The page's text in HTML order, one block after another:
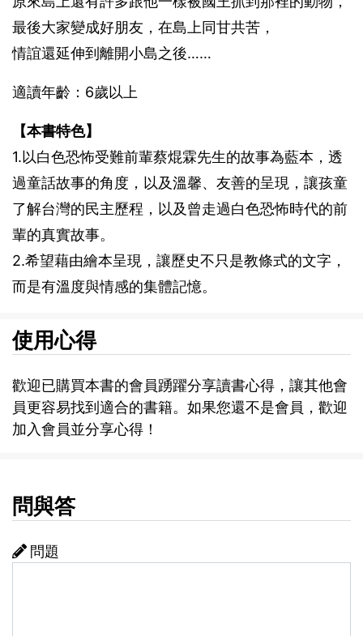
最後大家變成好朋友，在島上同甘共苦，
情誼還延伸到離開小島之後……
適讀年齡：6歲以上
【本書特色】
1.以白色恐怖受難前輩蔡焜霖先生的故事為藍本，透
過童話故事的角度，以及溫馨、友善的呈現，讓孩童
了解台灣的民主歷程，以及曾走過白色恐怖時代的前
輩的真實故事。
2.希望藉由繪本呈現，讓歷史不只是教條式的文字，
而是有溫度與情感的集體記憶。
使用心得
歡迎已購買本書的會員踴躍分享讀書心得，讓其他會
員更容易找到適合的書籍。如果您還不是會員，歡迎
加入會員並分享心得！
問與答
問題